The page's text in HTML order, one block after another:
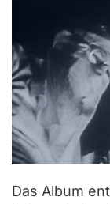
Das Album